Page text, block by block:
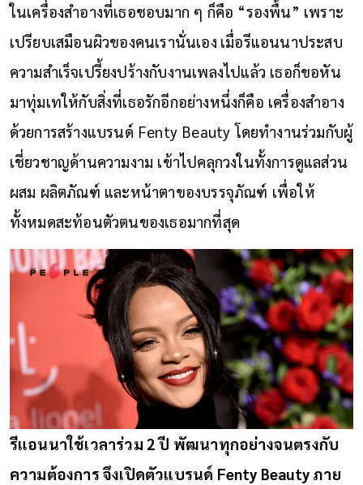
ในเครื่องสำอางที่เธอชอบมาก ๆ ก็คือ “รองพื้น” เพราะ
เปรียบเสมือนผิวของคนเรานั่นเอง เมื่อรีแอนนาประสบ
ความสำเร็จเปรี้ยงปร้างกับงานเพลงไปแล้ว เธอก็ขอหัน
มาทุ่มเทให้กับสิ่งที่เธอรักอีกอย่างหนึ่งก็คือ เครื่องสำอาง
ด้วยการสร้างแบรนด์ Fenty Beauty โดยทำงานร่วมกับผู้
เชี่ยวชาญด้านความงาม เข้าไปคลุกวงในทั้งการดูแลส่วน
ผสม ผลิตภัณฑ์ และหน้าตาของบรรจุภัณฑ์ เพื่อให้
ทั้งหมดสะท้อนตัวตนของเธอมากที่สุด
รีแอนนาใช้เวลาร่วม2ปี พัฒนาทุกอย่างจนตรงกับ
ความต้องการ จึงเปิดตัวแบรนด์ Fenty Beauty ภาย